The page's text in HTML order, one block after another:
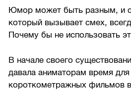
Юмор может быть разным, и
который вызывает смех,
Почему бы не использовать
В начале своего
давала аниматорам время для
короткометражных фильмов